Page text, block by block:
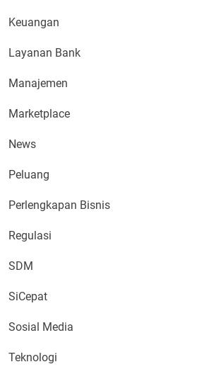
Keuangan
Layanan Bank
Manajemen
Marketplace
News
Peluang
Perlengkapan Bisnis
Regulasi
SDM
SiCepat
Sosial Media
Teknologi